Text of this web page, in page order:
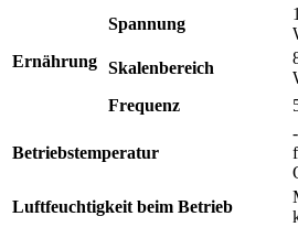
Ernährung
Spannung
Skalenbereich
Frequenz
Betriebstemperatur
Luftfeuchtigkeit beim Betrieb